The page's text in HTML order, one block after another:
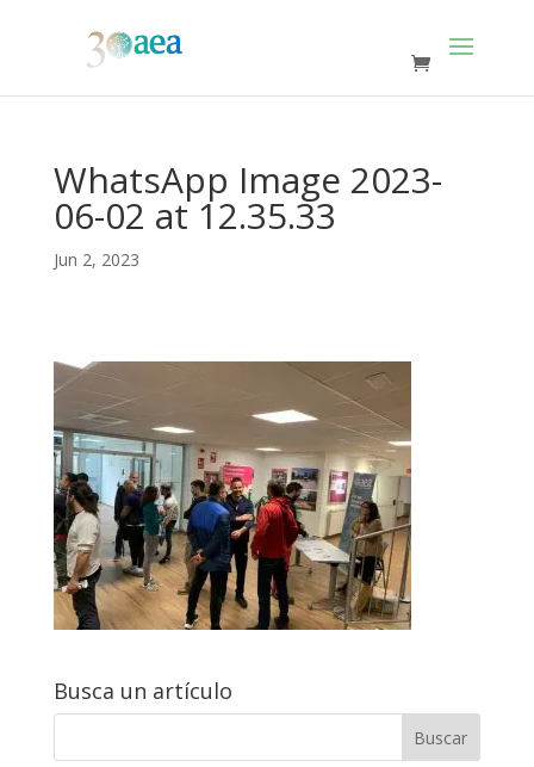
WhatsApp Image 2023-
06-02 at 12.35.33
Jun 2, 2023
Busca un artículo